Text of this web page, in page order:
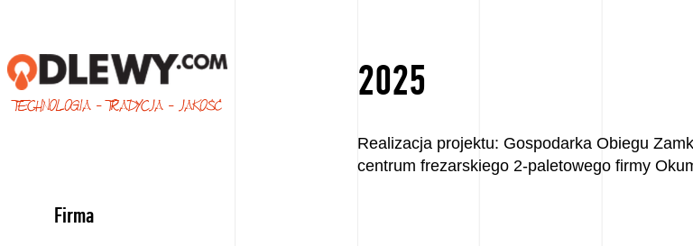
TECHNOLOGIA - TRADYCJA - JAKOŚĆ
Firma
2025
Realizacja projektu: Gospodarka Obiegu
centrum frezarskiego 2-paletowego firmy